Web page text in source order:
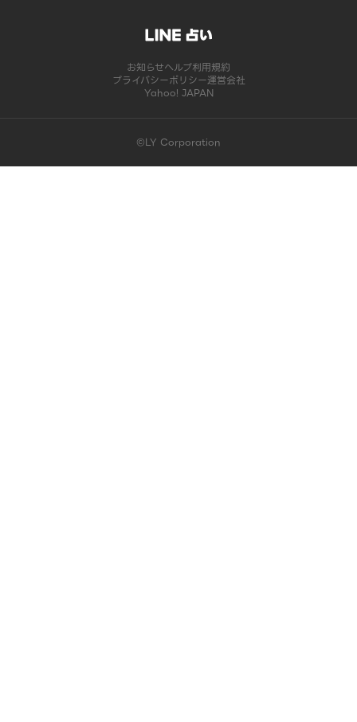
お知らせヘルプ利用規約
プライバシーポリシー運営会社
Yahoo! JAPAN
©LY Corporation
このコンテンツは掲載が終了しました | LINE占い